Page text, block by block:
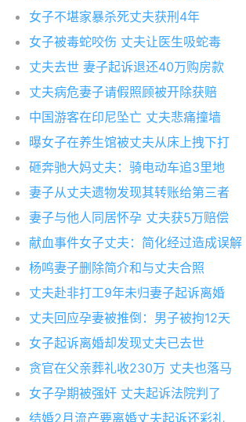
女子不堪家暴杀死丈夫获刑4年
女子被毒蛇咬伤 丈夫让医生吸蛇毒
丈夫去世 妻子起诉退还40万购房款
丈夫病危妻子请假照顾被开除获赔
中国游客在印尼坠亡 丈夫悲痛撞墙
曝女子在养生馆被丈夫从床上拽下打
砸奔驰大妈丈夫：骑电动车追3里地
妻子从丈夫遗物发现其转账给第三者
妻子与他人同居怀孕 丈夫获5万赔偿
献血事件女子丈夫：简化经过造成误解
杨鸣妻子删除简介和与丈夫合照
丈夫赴非打工9年未归妻子起诉离婚
丈夫回应孕妻被推倒：男子被拘12天
女子起诉离婚却发现丈夫已去世
贪官在父亲葬礼收230万 丈夫也落马
女子孕期被强奸 丈夫起诉法院判了
结婚2月流产要离婚丈夫起诉还彩礼